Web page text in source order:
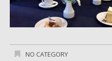
NO CATEGORY